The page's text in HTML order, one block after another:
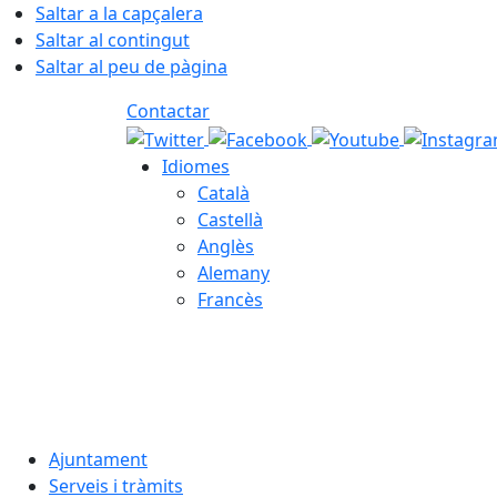
Saltar a la capçalera
Saltar al contingut
Saltar al peu de pàgina
Contactar
Idiomes
Català
Castellà
Anglès
Alemany
Francès
Ajuntament
Serveis i tràmits